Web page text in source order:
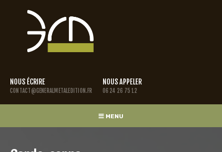
NOUS ÉCRIRE
CONTACT@GENERALMETALEDITION.FR
NOUS APPELER
06 24 26 75 12
MENU